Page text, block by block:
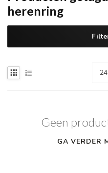
herenring
Geen
GA VERDER